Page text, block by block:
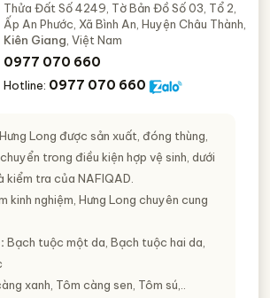
Thửa Đất Số 4249, Tờ Bản Đồ Số 03, Tổ 2,
Ấp An Phước, Xã Bình An, Huyện Châu Thành,
Kiên Giang, Việt Nam
0977 070 660
Hotline: 0977 070 660
Long được sản xuất, đóng thùng,
trong điều kiện hợp vệ sinh, dưới
kiểm tra của NAFIQAD.
kinh nghiệm, Hưng Long chuyên cung
Bạch tuộc một da, Bạch tuộc hai da,
xanh, Tôm càng sen, Tôm sú,..